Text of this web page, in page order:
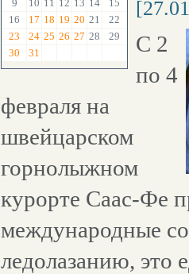
9
10 11 12 13 14
15
16
17 18 19 20 21
22
23
24 25 26 27 28
29
30
31
С 2
по 4
февраля на
швейцарском
горнолыжном
курорте Саас-Фе
международные
ледолазанию, это